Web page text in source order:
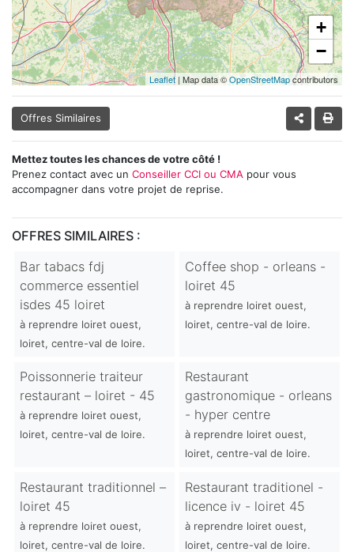
+
−
Leaflet | Map data ©OpenStreetMapcontributors
Offres Similaires
Mettez toutes les chances de votre côté !
Prenez contact avec un Conseiller CCI ou CMA pour vous
accompagner dans votre projet de reprise.
OFFRES SIMILAIRES :
Bar tabacs fdj
commerce essentiel
isdes 45 loiret
à reprendre loiret ouest,
loiret, centre-val de loire.
Coffee shop - orleans -
loiret 45
à reprendre loiret ouest,
loiret, centre-val de loire.
Poissonnerie traiteur
restaurant – loiret - 45
à reprendre loiret ouest,
loiret, centre-val de loire.
Restaurant
gastronomique - orleans
- hyper centre
à reprendre loiret ouest,
loiret, centre-val de loire.
Restaurant traditionnel –
loiret 45
à reprendre loiret ouest,
loiret, centre-val de loire.
Restaurant traditionel -
licence iv - loiret 45
à reprendre loiret ouest,
loiret, centre-val de loire.